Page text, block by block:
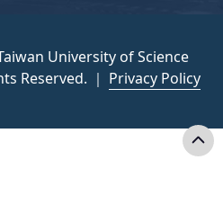
University of Science
Reserved. ｜ Privacy Policy